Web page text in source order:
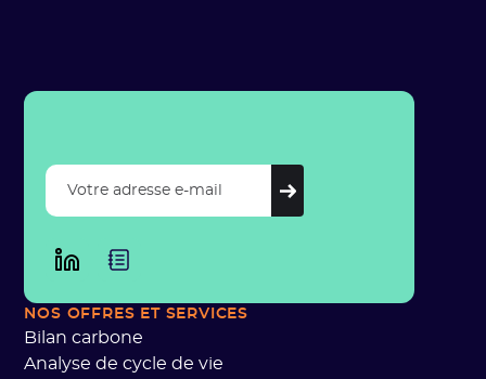
NOS OFFRES ET SERVICES
Bilan carbone
Analyse de cycle de vie